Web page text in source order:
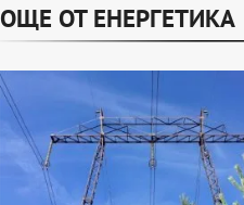
ОЩЕ ОТ ЕНЕРГЕТИКА